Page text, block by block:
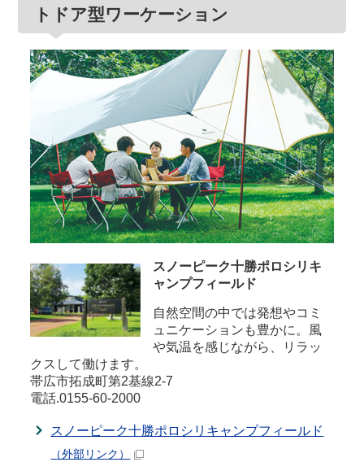
トドア型ワーケーション
スノーピーク十勝ポロシリキ
ャンプフィールド
自然空間の中では発想やコミ
ュニケーションも豊かに。風
や気温を感じながら、リラッ
クスして働けます。
帯広市拓成町第2基線2-7
電話.0155-60-2000
スノーピーク十勝ポロシリキャンプフィールド
（外部リンク）